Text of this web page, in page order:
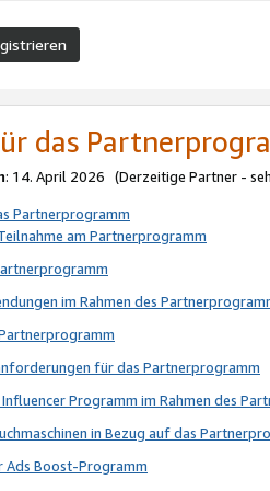
das
: 14. April 2026 (Derzeitige Partner -
Partnerprogramm
am Partnerprogramm
im Rahmen des
für das Partnerprogramm
Programm im Rahmen des
in Bezug auf das
Ads Boost-Programm